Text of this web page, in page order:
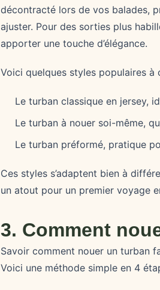
décontracté lors de vos balades,
ajuster. Pour des sorties plus
apporter une touche d’élégance.
Voici quelques styles populaires à
Le turban classique en jersey,
Le turban à nouer soi-même,
Le turban préformé, pratique
Ces styles s’adaptent bien à
un atout pour un premier voyage
3. Comment
Savoir comment nouer un turban
Voici une méthode simple en 4